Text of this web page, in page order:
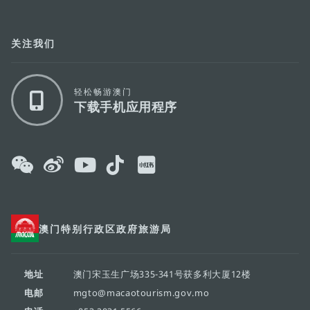
澳门特别行政区政府旅游局
地址
澳门宋玉生广场335-341号获多利大厦12楼
电邮
mgto@macaotourism.gov.mo
关注我们
轻松畅游澳门
下载手机应用程序